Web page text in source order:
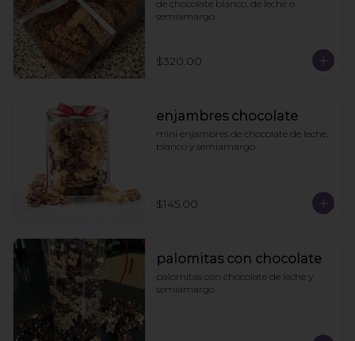
de chocolate blanco, de leche o
semiamargo
$320.00
enjambres chocolate
mini enjambres de chocolate de leche,
blanco y semiamargo
$145.00
palomitas con chocolate
palomitas con chocolate de leche y
semiamargo